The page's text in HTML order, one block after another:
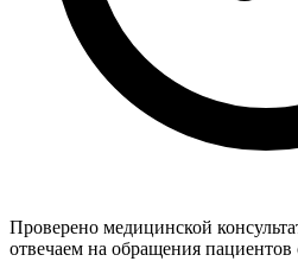
Проверено медицинской
отвечаем на обращения пациентов